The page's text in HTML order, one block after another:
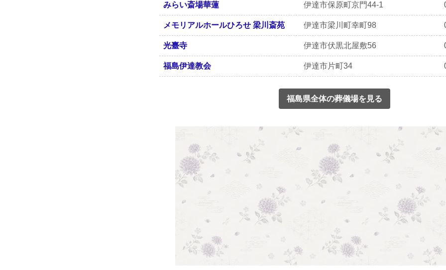
みらい斎場華蓮 伊達市保原町京門44-1
メモリアルホールひろせ 梁川斎苑 伊達市梁川町幸町98
光臺寺 伊達市伏黒北屋敷56
福島伊達教会 伊達市片町34
福島県全体の葬儀場を見る